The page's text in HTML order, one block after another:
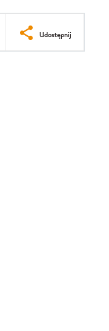
Udostępnij